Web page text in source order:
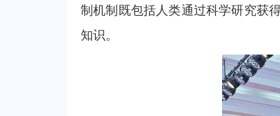
制机制既包括人类通过科学研究获
知识。